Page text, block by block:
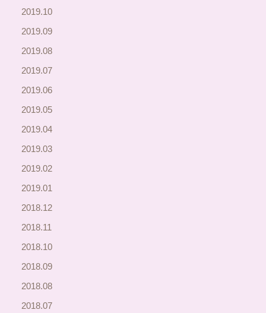
2019.10
2019.09
2019.08
2019.07
2019.06
2019.05
2019.04
2019.03
2019.02
2019.01
2018.12
2018.11
2018.10
2018.09
2018.08
2018.07